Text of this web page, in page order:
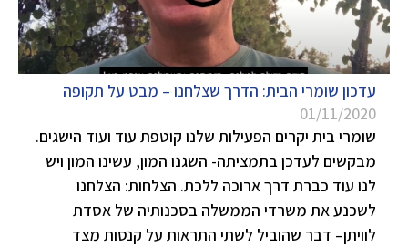
עדכון שומרי הבית: הדרך שצלחנו – מבט על תקופה
01/11/2020
שומרי בית יקרים הפעילות שלנו קוטפת עוד ועוד הישגים.
מבקשים לעדכן בתמציתה- השגנו המון, עשינו המון ויש
לנו עוד כברת דרך ארוכה ללכת. הצלחות: הצלחנו
לשכנע את משרדי הממשלה בסכנותיה של אסדת
לוויתן– דבר שהוביל לשתי התראות על קנסות מצד